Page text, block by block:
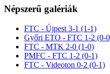
Népszerű galériák
FTC - Újpest 3-1 (1-1)
Győri ETO - FTC 1-2 (0-
FTC - MTK 2-0 (1-0)
PMFC - FTC 1-2 (0-1)
FTC - Videoton 0-2 (0-1)